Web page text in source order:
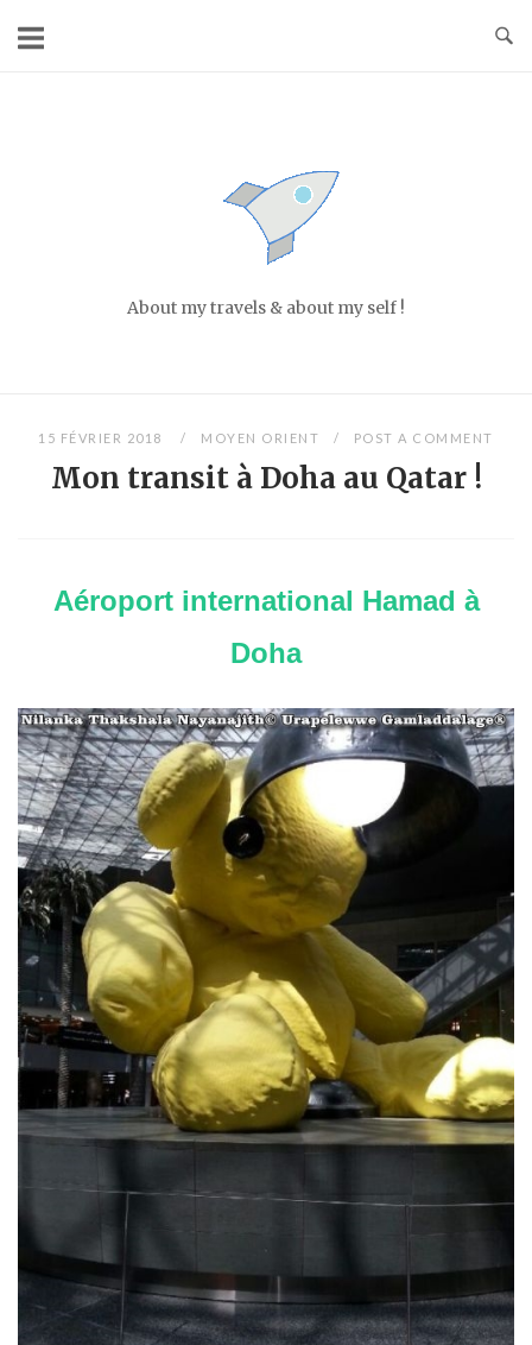
About my travels & about my self !
15 FÉVRIER 2018 MOYEN ORIENT POST A COMMENT
Mon transit à Doha au Qatar !
Aéroport international Hamad à
Doha